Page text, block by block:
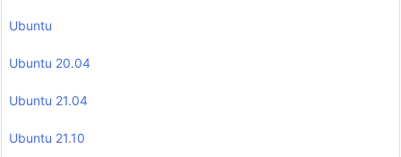
Ubuntu
Ubuntu 20.04
Ubuntu 21.04
Ubuntu 21.10